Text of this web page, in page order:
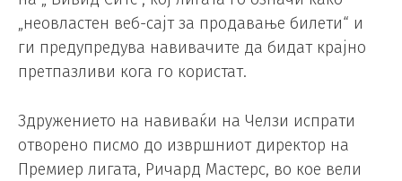
„неовластен веб-сајт за продавање билети“ и
ги предупредува навивачите да бидат крајно
претпазливи кога го користат.
Здружението на навиваќи на Челзи испрати
отворено писмо до извршниот директор на
Премиер лигата, Ричард Мастерс, во кое вели